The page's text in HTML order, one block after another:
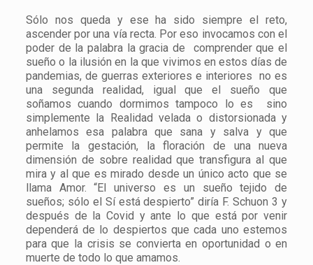
Sólo nos queda y ese ha sido siempre el reto,
ascender por una vía recta. Por eso invocamos con el
poder de la palabra la gracia de comprender que el
sueño o la ilusión en la que vivimos en estos días de
pandemias, de guerras exteriores e interiores no es
una segunda realidad, igual que el sueño que
soñamos cuando dormimos tampoco lo es sino
simplemente la Realidad velada o distorsionada y
anhelamos esa palabra que sana y salva y que
permite la gestación, la floración de una nueva
dimensión de sobre realidad que transfigura al que
mira y al que es mirado desde un único acto que se
llama Amor. “El universo es un sueño tejido de
sueños; sólo el Sí está despierto” diría F. Schuon 3 y
después de la Covid y ante lo que está por venir
dependerá de lo despiertos que cada uno estemos
para que la crisis se convierta en oportunidad o en
muerte de todo lo que amamos.